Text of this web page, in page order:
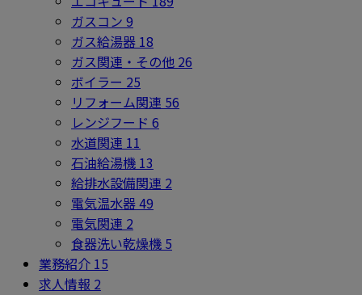
ガスコン 9
ガス給湯器 18
ガス関連・その他 26
ボイラー 25
リフォーム関連 56
レンジフード 6
水道関連 11
石油給湯機 13
給排水設備関連 2
電気温水器49
電気関連 2
食器洗い乾燥機 5
業務紹介 15
求人情報 2